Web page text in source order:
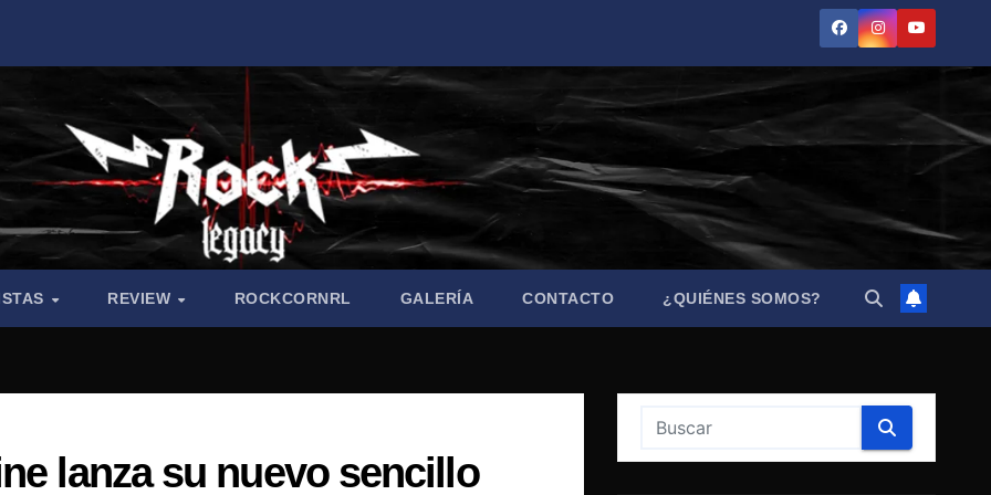
REVIEW ROCKCORNRL GALERÍA CONTACTO ¿QUIÉNES SOMOS?
lanza su nuevo sencillo